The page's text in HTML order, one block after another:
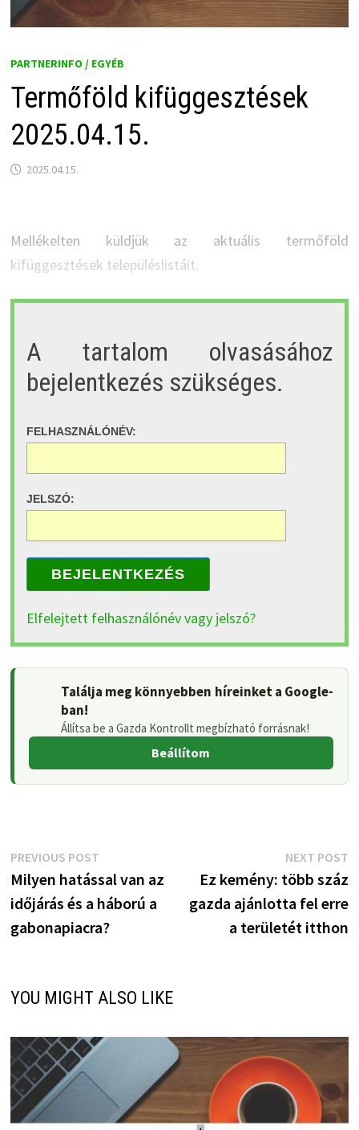
PARTNERINFO / EGYÉB
Termőföld kifüggesztések
2025.04.15.
2025.04.15.
Mellékelten küldjük az aktuális termőföld
kifüggesztések településlistáit.
A tartalom olvasásához
bejelentkezés szükséges.
FELHASZNÁLÓNÉV:
JELSZÓ:
BEJELENTKEZÉS
Elfelejtett felhasználónév vagy jelszó?
Találja meg könnyebben híreinket a Google-
ban!
Állítsa be a Gazda Kontrollt megbízható forrásnak!
Beállítom
Bejegyzés
navigáció
PREVIOUS POSTPrevious
post:
Milyen hatással van az
időjárás és a háború a
gabonapiacra?
NEXT POST
Ez kemény: több száz
gazda ajánlotta fel erre
a területét itthon
YOU MIGHT ALSO LIKE